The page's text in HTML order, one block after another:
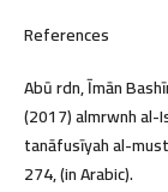
References
Abū rdn, Īmān
(2017) almrwnh
tanāfusīyah al-
274, (in Arabic).